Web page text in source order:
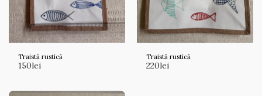
Traistă rustică
150lei
Traistă rustică
220lei